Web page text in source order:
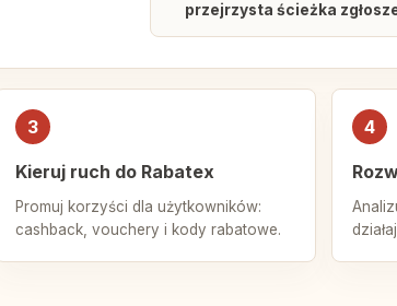
przejrzysta ścieżka
3
Kieruj ruch do Rabatex
Promuj korzyści dla użytkowników:
cashback, vouchery i kody rabatowe.
4